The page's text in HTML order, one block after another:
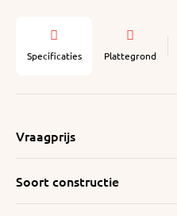
Specificaties Plattegrond
Vraagprijs
Soort constructie